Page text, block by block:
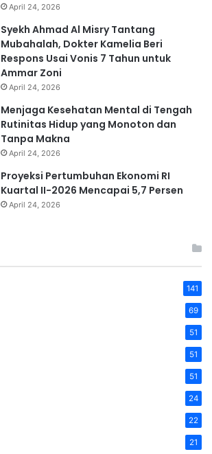
April 24, 2026
Syekh Ahmad Al Misry Tantang
Mubahalah, Dokter Kamelia Beri
Respons Usai Vonis 7 Tahun untuk
Ammar Zoni
April 24, 2026
Menjaga Kesehatan Mental di Tengah
Rutinitas Hidup yang Monoton dan
Tanpa Makna
April 24, 2026
Proyeksi Pertumbuhan Ekonomi RI
Kuartal II-2026 Mencapai 5,7 Persen
April 24, 2026
141
69
51
51
51
24
22
21